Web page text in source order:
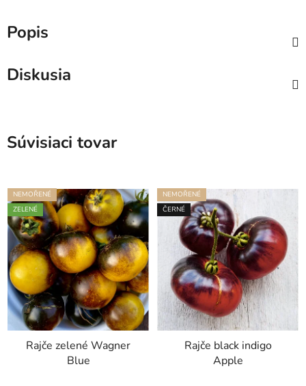
Popis
Diskusia
Súvisiaci tovar
NEMOŘENÉ
ZELENÉ
Rajče zelené Wagner
Blue
NEMOŘENÉ
ČERNÉ
Rajče black indigo
Apple